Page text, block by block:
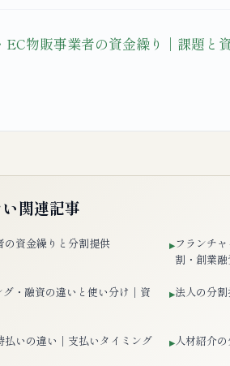
EC物販事業者の資金繰り｜課題と
関連記事
の資金繰りと分割提供 ▸フランチ
割・創業融
・融資の違いと使い分け｜資
▸法人の分
いの違い｜支払いタイミング
▸人材紹介